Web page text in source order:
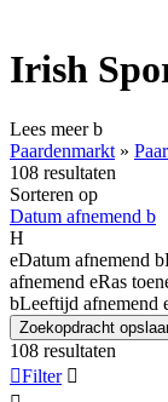
Irish
Lees meerb
Paardenmarkt »
108 resultaten
Sorteren op
Datum afnemend b
H
eDatum afnemend b
afnemend eRas
bLeeftijd afnemend
Zoekopdracht
108 resultaten
Filter 